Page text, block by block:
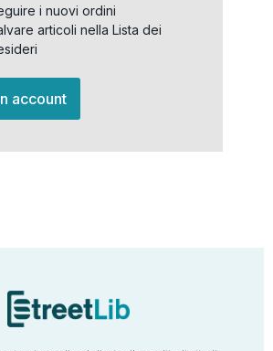
i nuovi ordini
articoli nella Lista dei
account